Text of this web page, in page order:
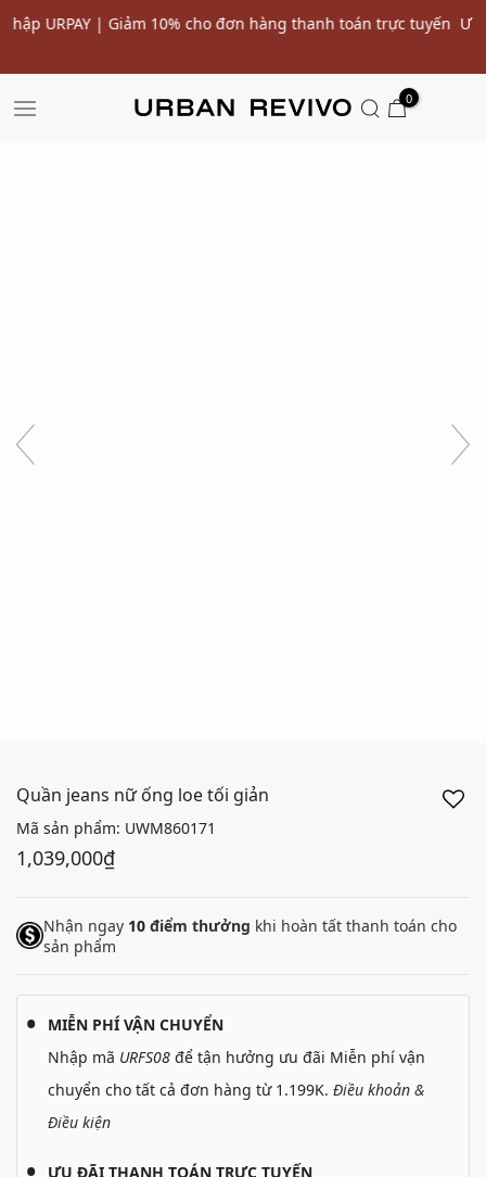
Ưu đãi 10% cho đơn hàng đầu tiên* | Nhập mã:
0
Quần jeans nữ ống loe tối giản
Mã sản phẩm: UWM860171
1,039,000₫
Nhận ngay 10 điểm thưởng khi hoàn tất thanh toán cho
sản phẩm
MIỄN PHÍ VẬN CHUYỂN
Nhập mã URFS08 để tận hưởng ưu đãi Miễn phí vận
chuyển cho tất cả đơn hàng từ 1.199K. Điều khoản &
Điều kiện
ƯU ĐÃI THANH TOÁN TRỰC TUYẾN
SALE